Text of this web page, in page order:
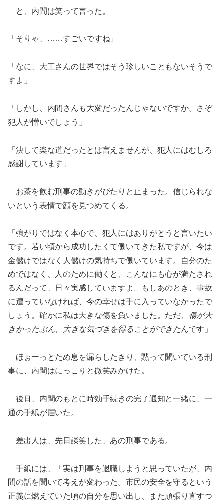
と、内間は笑って言った。
「そりゃ、……すごいですね」
「なに、大工さんの世界ではそう珍しいこともないそうで
すよ」
「しかし、内間さんも大変だったんじゃないですか。さぞ
犯人が憎いでしょう」
「決して楽な道だったとは言えませんが、犯人にはむしろ
感謝しています」
お茶を飲む刑事の動きがぴたりと止まった。信じられな
いという表情で顔を見つめてくる。
「強がりではなく本心で、犯人にはありがとうと言いたい
です。若い頃から成功したくて働いてきた私ですが、今は
金儲けではなく人儲けの気持ちで働いています。自分のた
めではなく、人のために働くと、こんなにも心が満たされ
るんだって、日々実感していますよ。もしあのとき、事故
に遭っていなければ、今の幸せは手に入っていなかったで
しょう。確かに私は大きな傷を負いました。ただ、 傷が大
きかったぶん、大きな気づきを得ることができたんです」
ほぉーっとため息を漏らしたきり、黙って聞いている刑
事に、内間はにっこりと微笑みかけた。
後日、内間のもとに時効手続きの完了通知と一緒に、一
通の手紙が届いた。
差出人は、先日談笑した、あの刑事である。
手紙には、「実は刑事を退職しようと思っていたが、内
間の話を聞いて考えが変わった。市民の安全を守るという
正義に燃えていた頃の自分を思い出し、また頑張り直すつ